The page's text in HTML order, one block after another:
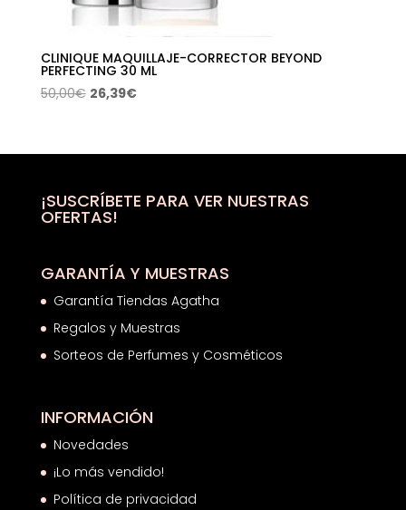
CLINIQUE MAQUILLAJE-CORRECTOR BEYOND
PERFECTING 30 ML
50,00€ El
era:
26,39€El
es:
¡SUSCRÍBETE PARA VER NUESTRAS
OFERTAS!
GARANTÍA Y MUESTRAS
Garantía Tiendas Agatha
Regalos y Muestras
Sorteos de Perfumes y Cosméticos
INFORMACIÓN
Novedades
¡Lo más vendido!
Política de privacidad